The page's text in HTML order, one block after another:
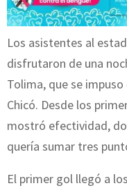
Los asistentes al
disfrutaron de una
Tolima, que se
Chicó. Desde los
mostró efectividad,
quería sumar tres
El primer gol llegó a